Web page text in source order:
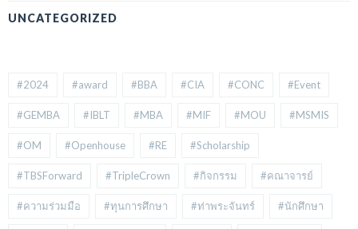
UNCATEGORIZED
#2024 #award #BBA #CIA #CONC #Event
#GEMBA #IBLT #MBA #MIF #MOU #MSMIS
#OM #Openhouse #RE #Scholarship
#TBSForward #TripleCrown #กิจกรรม #คณาจารย์
#ความร่วมมือ #ทุนการศึกษา #ท่าพระจันทร์ #นักศึกษา